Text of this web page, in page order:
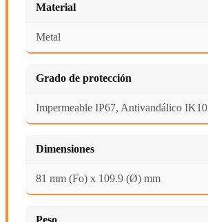
Material
Metal
Grado de protección
Impermeable IP67, Antivandálico IK10
Dimensiones
81 mm (Fo) x 109.9 (Ø) mm
Peso